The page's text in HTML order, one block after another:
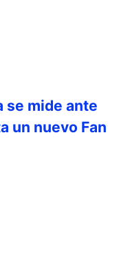
se mide ante
un nuevo Fan